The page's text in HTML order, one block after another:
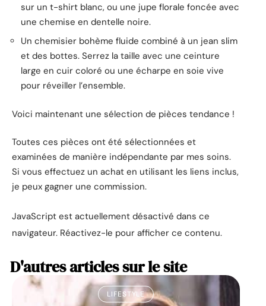
sur un t-shirt blanc, ou une jupe florale foncée avec
une chemise en dentelle noire.
Un chemisier bohème fluide combiné à un jean slim
et des bottes. Serrez la taille avec une ceinture
large en cuir coloré ou une écharpe en soie vive
pour réveiller l’ensemble.
Voici maintenant une sélection de pièces tendance !
Toutes ces pièces ont été sélectionnées et
examinées de manière indépendante par mes soins.
Si vous effectuez un achat en utilisant les liens inclus,
je peux gagner une commission.
JavaScript est actuellement désactivé dans ce
navigateur. Réactivez-le pour afficher ce contenu.
D'autres articles sur le site
LIFESTYLE